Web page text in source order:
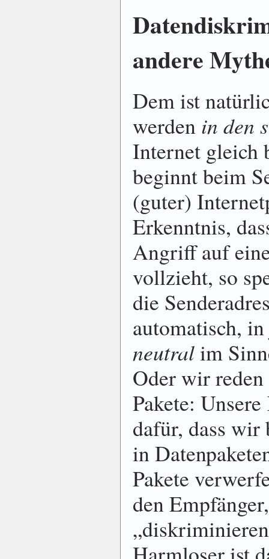
andere
Dem ist
werden in den
Internet gleich
beginnt beim
(guter)
Erkenntnis,
Angriff auf
vollzieht, so
die
automatisch,
neutralim
Oder wir
Pakete:
dafür, dass
in
Pakete
den